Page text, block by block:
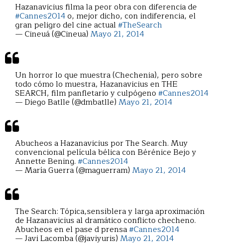
Hazanavicius filma la peor obra con diferencia de
#Cannes2014o, mejor dicho, con indiferencia, el
gran peligro del cine actual#TheSearch
— Cineuá (@Cineua)Mayo 21, 2014
Un horror lo que muestra (Chechenia), pero sobre
todo cómo lo muestra, Hazanavicius en THE
SEARCH, film panfletario y culpógeno#Cannes2014
— Diego Batlle (@dmbatlle)Mayo 21, 2014
Abucheos a Hazanavicius por The Search. Muy
convencional película bélica con Bérénice Bejo y
Annette Bening.#Cannes2014
— María Guerra (@maguerram)Mayo 21, 2014
The Search: Tópica,sensiblera y larga aproximación
de Hazanavicius al dramático conflicto checheno.
Abucheos en el pase d prensa#Cannes2014
— Javi Lacomba (@javiyuris)Mayo 21, 2014